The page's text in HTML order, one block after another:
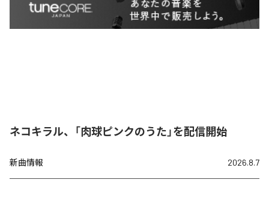
ネコキラル、「肉球ピンクのうた」を配信開始
新曲情報 2026.8.7